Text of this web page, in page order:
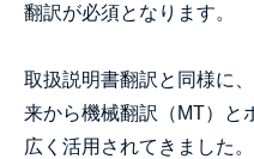
翻訳が必須となります。
取扱説明書翻訳と同様に
来から機械翻訳（MT）と
広く活用されてきました